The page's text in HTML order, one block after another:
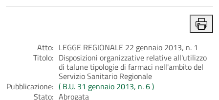
Atto: LEGGE REGIONALE 22 gennaio 2013, n. 1
Titolo: Disposizioni organizzative relative all'utilizzo
di talune tipologie di farmaci nell'ambito del
Servizio Sanitario Regionale
Pubblicazione: ( B.U. 31 gennaio 2013, n. 6 )
Stato: Abrogata